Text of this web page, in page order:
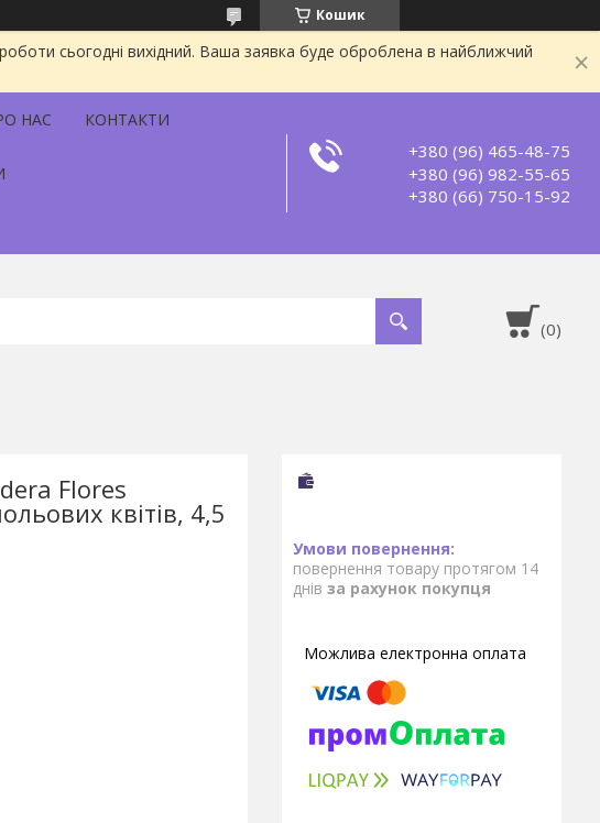
Кошик
сьогодні вихідний. Ваша заявка буде оброблена в найближчий
НАС КОНТАКТИ
+380 (96) 465-48-75
+380 (96) 982-55-65
+380 (66) 750-15-92
Flores
квітів, 4,5
повернення товару протягом 14
днів за рахунок покупця